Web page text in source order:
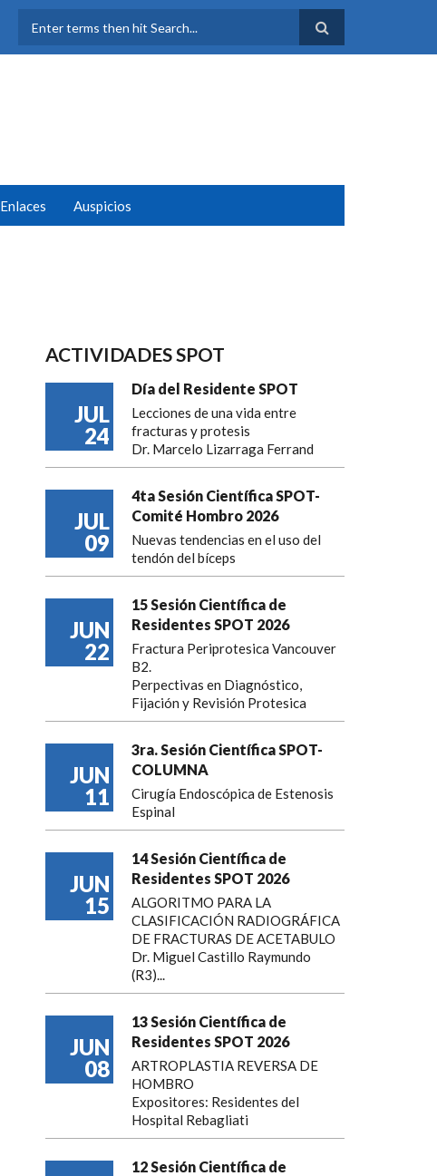
FORMULARIO DE
Enlaces Auspicios
ACTIVIDADES SPOT
JUL
24
Día del Residente SPOT
Lecciones de una vida entre
fracturas y protesis
Dr. Marcelo Lizarraga Ferrand
JUL
09
4ta Sesión Científica SPOT-
Comité Hombro 2026
Nuevas tendencias en el uso del
tendón del bíceps
JUN
22
15 Sesión Científica de
Residentes SPOT 2026
Fractura Periprotesica Vancouver
B2.
Perpectivas en Diagnóstico,
Fijación y Revisión Protesica
JUN
11
3ra. Sesión Científica SPOT-
COLUMNA
Cirugía Endoscópica de Estenosis
Espinal
JUN
15
14 Sesión Científica de
Residentes SPOT 2026
ALGORITMO PARA LA
CLASIFICACIÓN RADIOGRÁFICA
DE FRACTURAS DE ACETABULO
Dr. Miguel Castillo Raymundo
(R3)...
JUN
08
13 Sesión Científica de
Residentes SPOT 2026
ARTROPLASTIA REVERSA DE
HOMBRO
Expositores: Residentes del
Hospital Rebagliati
12 Sesión Científica de